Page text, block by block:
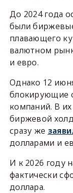
До 2024 года
были
плавающего
валютном
и евро.
Однако 12
блокирующие
компаний. В
биржевой
сразу же
долларами и
И к 2026 году
фактически
доллара.